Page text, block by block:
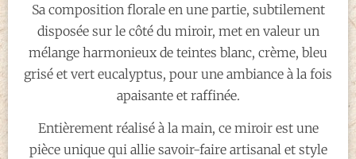
Sa composition florale en une partie, subtilement
disposée sur le côté du miroir, met en valeur un
mélange harmonieux de teintes blanc, crème, bleu
grisé et vert eucalyptus, pour une ambiance à la fois
apaisante et raffinée.
Entièrement réalisé à la main, ce miroir est une
pièce unique qui allie savoir-faire artisanal et style